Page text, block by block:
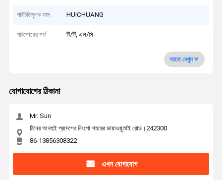
পরিচিতিমুলক নাম HUICHUANG
পরিশোধের শর্ত টি/টি, এল/সি
আরো দেখুন
যোগাযোগের ঠিকানা
Mr. Sun
চীনের আনহুই প্রদেশের নিংগো শহরের ডায়াওয়ুতাই রোড।242300
86-13856308322
এখন যোগাযোগ